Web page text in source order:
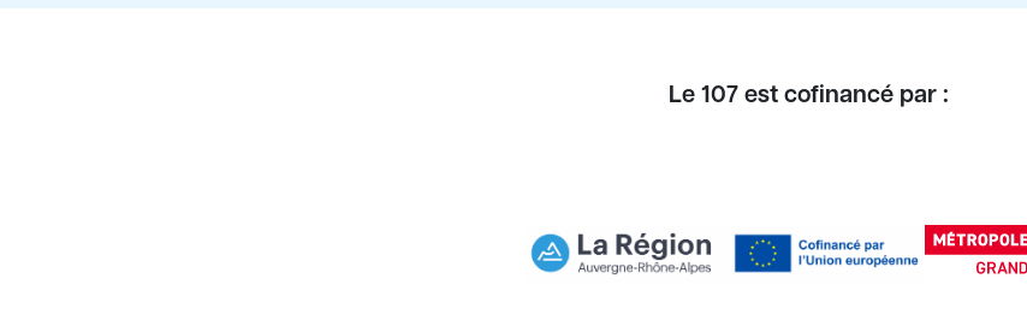
Le 107 est cofinancé par :